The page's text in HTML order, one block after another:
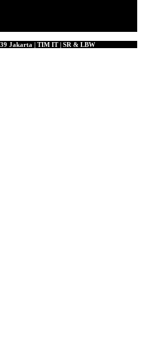
Jakarta | TIM IT | SR & LBW